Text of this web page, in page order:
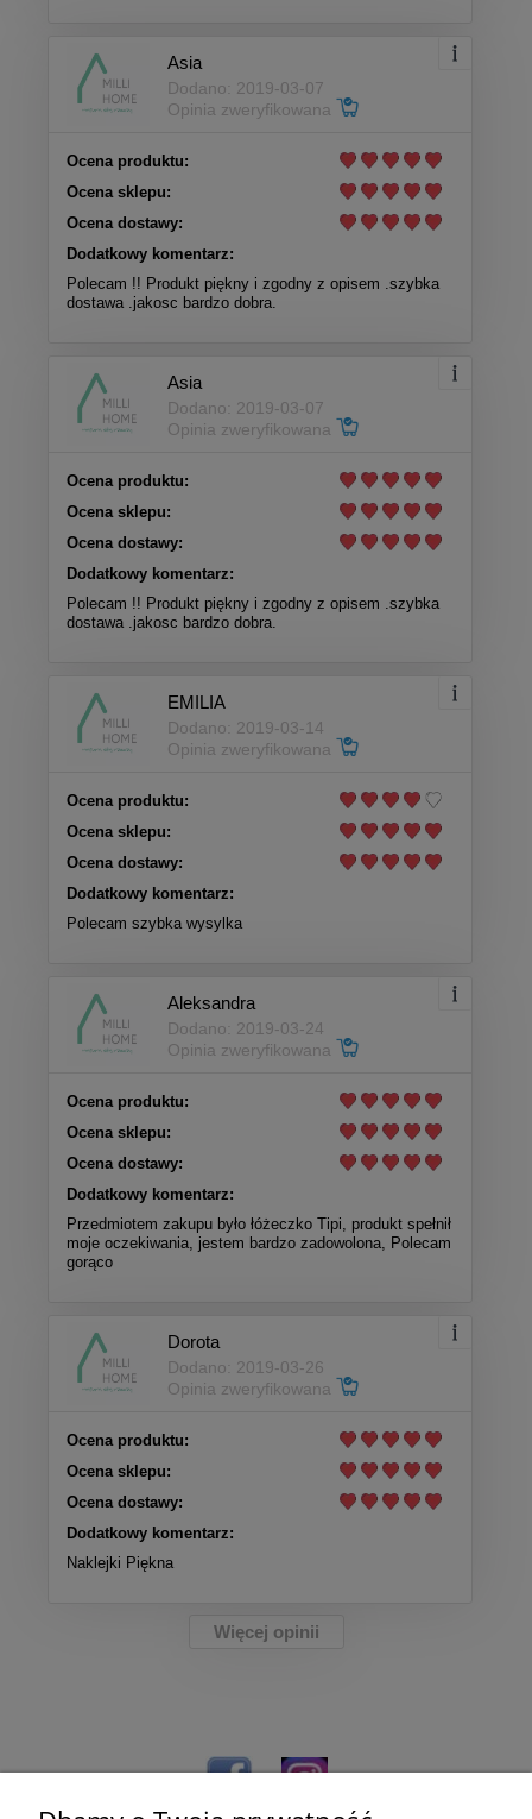
Asia
Dodano: 2019-03-07
Opinia zweryfikowana
Ocena produktu:
Ocena sklepu:
Ocena dostawy:
Dodatkowy komentarz:
Polecam !! Produkt piękny i zgodny z opisem .szybka
dostawa .jakosc bardzo dobra.
Asia
Dodano: 2019-03-07
Opinia zweryfikowana
Ocena produktu:
Ocena sklepu:
Ocena dostawy:
Dodatkowy komentarz:
Polecam !! Produkt piękny i zgodny z opisem .szybka
dostawa .jakosc bardzo dobra.
EMILIA
Dodano: 2019-03-14
Opinia zweryfikowana
Ocena produktu:
Ocena sklepu:
Ocena dostawy:
Dodatkowy komentarz:
Polecam szybka wysylka
Aleksandra
Dodano: 2019-03-24
Opinia zweryfikowana
Ocena produktu:
Ocena sklepu:
Ocena dostawy:
Dodatkowy komentarz:
Przedmiotem zakupu było łóżeczko Tipi, produkt spełnił
moje oczekiwania, jestem bardzo zadowolona, Polecam
gorąco
Dorota
Dodano: 2019-03-26
Opinia zweryfikowana
Ocena produktu:
Ocena sklepu:
Ocena dostawy:
Dodatkowy komentarz:
Naklejki Piękna
Więcej opinii